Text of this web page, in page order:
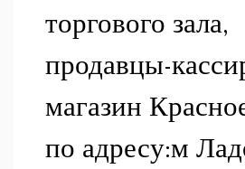
торгового зала,
продавцы-
магазин
по адресу:м